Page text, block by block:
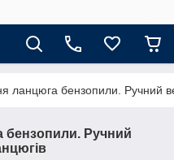
ланцюга бензопили. Ручний
бензопили. Ручний